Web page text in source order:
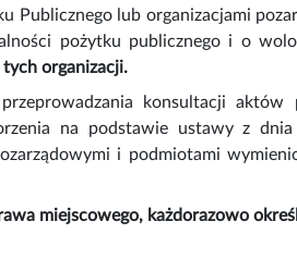
Publicznego lub organizacjami
pożytku publicznego i o
organizacji.
konsultacji
na podstawie ustawy z
i podmiotami
miejscowego, każdorazowo